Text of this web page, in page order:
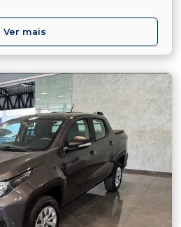
Ver mais